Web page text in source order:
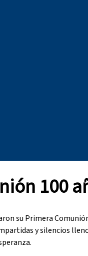
100
su Primera
y silencios